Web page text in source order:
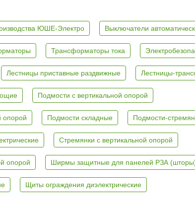
ЮШЕ-Электро Выключатели
Трансформаторы тока
Лестницы приставные раздвижные Лестницы-
Подмости с вертикальной опорой
опорой Подмости складные Подмости-
Стремянки с вертикальной опорой
опорой Ширмы защитные для панелей РЗА (шторы)
Щиты ограждения диэлектрические